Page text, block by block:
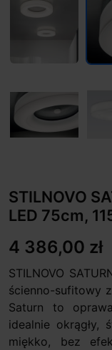
STILNOVO
LED 75cm,
4 386,00 zł
STILNOVO
ścienno-sufitowy
Saturn to
idealnie okrągły,
miękko, bez